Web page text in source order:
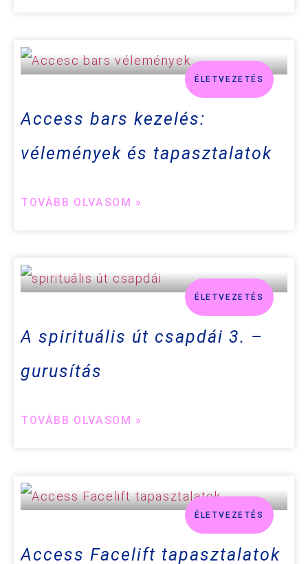
ÉLETVEZETÉS
Access bars kezelés:
vélemények és tapasztalatok
TOVÁBB OLVASOM »
ÉLETVEZETÉS
A spirituális út csapdái 3. –
gurusítás
TOVÁBB OLVASOM »
ÉLETVEZETÉS
Access Facelift tapasztalatok